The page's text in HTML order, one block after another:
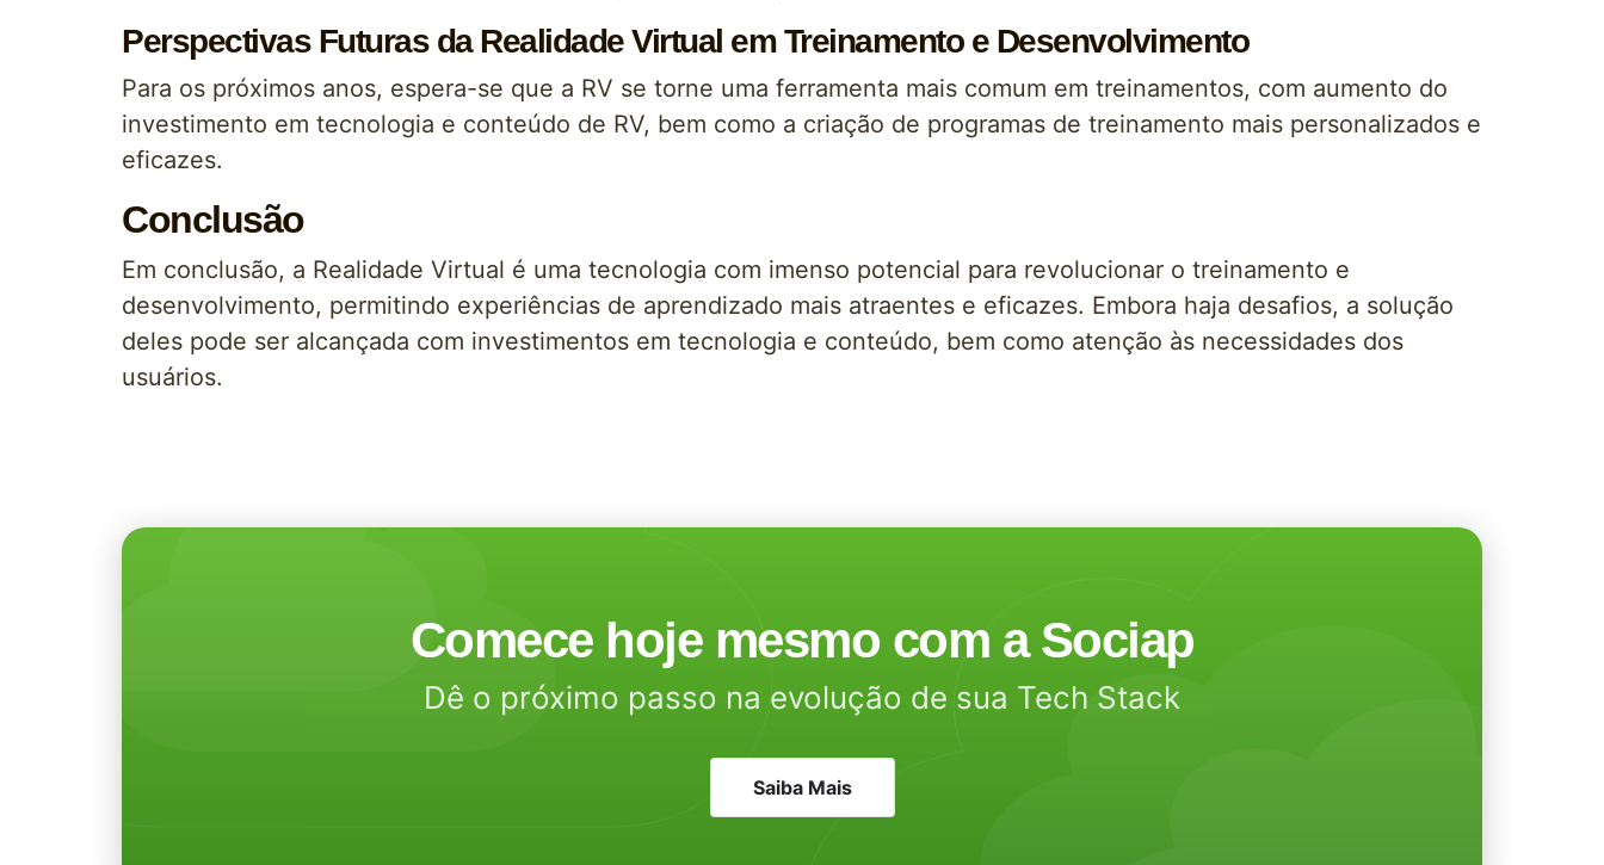
Perspectivas Futuras da Realidade Virtual em Treinamento e Desenvolvimento
Para os próximos anos, espera-se que a RV se torne uma ferramenta mais comum em treinamentos, com aumento do
investimento em tecnologia e conteúdo de RV, bem como a criação de programas de treinamento mais personalizados e
eficazes.
Conclusão
Em conclusão, a Realidade Virtual é uma tecnologia com imenso potencial para revolucionar o treinamento e
desenvolvimento, permitindo experiências de aprendizado mais atraentes e eficazes. Embora haja desafios, a solução
deles pode ser alcançada com investimentos em tecnologia e conteúdo, bem como atenção às necessidades dos
usuários.
Comece hoje mesmo com a Sociap
Dê o próximo passo na evolução de sua Tech Stack
Saiba Mais